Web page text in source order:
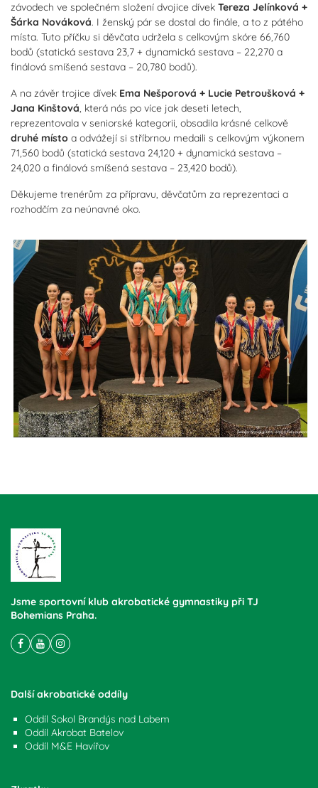
závodech ve společném složení dvojice dívek Tereza Jelínková +
Šárka Nováková. I ženský pár se dostal do finále, a to z pátého
místa. Tuto příčku si děvčata udržela s celkovým skóre 66,760
bodů (statická sestava 23,7 + dynamická sestava – 22,270 a
finálová smíšená sestava – 20,780 bodů).
A na závěr trojice dívek Ema Nešporová + Lucie Petroušková +
Jana Kinštová, která nás po více jak deseti letech,
reprezentovala v seniorské kategorii, obsadila krásné celkově
druhé místo a odvážejí si stříbrnou medaili s celkovým výkonem
71,560 bodů (statická sestava 24,120 + dynamická sestava –
24,020 a finálová smíšená sestava – 23,420 bodů).
Děkujeme trenérům za přípravu, děvčatům za reprezentaci a
rozhodčím za neúnavné oko.
Jsme sportovní klub akrobatické gymnastiky při TJ
Bohemians Praha.
Další akrobatické oddíly
Oddíl Sokol Brandýs nad Labem
Oddíl Akrobat Batelov
Oddíl M&E Havířov